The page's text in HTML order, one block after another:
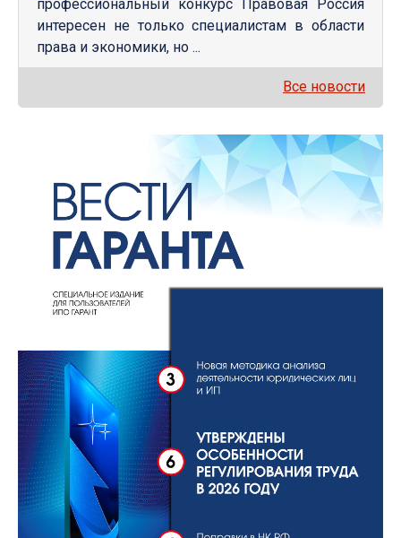
профессиональный конкурс Правовая Россия
интересен не только специалистам в области
права и экономики, но ...
Все новости